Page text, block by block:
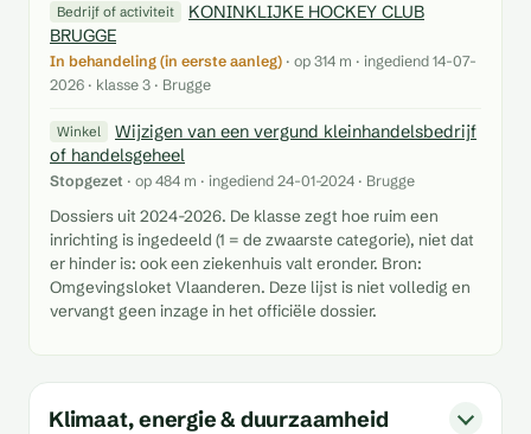
Bedrijf of activiteit
KONINKLIJKE HOCKEY CLUB
BRUGGE
In behandeling (in eerste aanleg) · op 314 m · ingediend 14-07-
2026 · klasse 3 · Brugge
Winkel
Wijzigen van een vergund kleinhandelsbedrijf
of handelsgeheel
Stopgezet · op 484 m · ingediend 24-01-2024 · Brugge
Dossiers uit 2024-2026. De klasse zegt hoe ruim een
inrichting is ingedeeld (1 = de zwaarste categorie), niet dat
er hinder is: ook een ziekenhuis valt eronder. Bron:
Omgevingsloket Vlaanderen. Deze lijst is niet volledig en
vervangt geen inzage in het officiële dossier.
Klimaat, energie & duurzaamheid